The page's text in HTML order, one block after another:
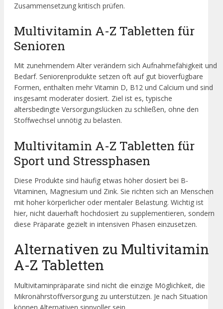
Zusammensetzung kritisch prüfen.
Multivitamin A-Z Tabletten für
Senioren
Mit zunehmendem Alter verändern sich Aufnahmefähigkeit und
Bedarf. Seniorenprodukte setzen oft auf gut bioverfügbare
Formen, enthalten mehr Vitamin D, B12 und Calcium und sind
insgesamt moderater dosiert. Ziel ist es, typische
altersbedingte Versorgungslücken zu schließen, ohne den
Stoffwechsel unnötig zu belasten.
Multivitamin A-Z Tabletten für
Sport und Stressphasen
Diese Produkte sind häufig etwas höher dosiert bei B-
Vitaminen, Magnesium und Zink. Sie richten sich an Menschen
mit hoher körperlicher oder mentaler Belastung. Wichtig ist
hier, nicht dauerhaft hochdosiert zu supplementieren, sondern
diese Präparate gezielt in intensiven Phasen einzusetzen.
Alternativen zu Multivitamin
A-Z Tabletten
Multivitaminpräparate sind nicht die einzige Möglichkeit, die
Mikronährstoffversorgung zu unterstützen. Je nach Situation